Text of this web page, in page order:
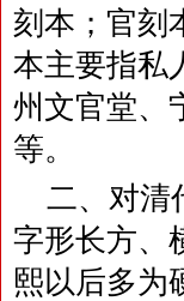
刻本；官刻
本主要指私
州文官堂、
等。
二、对清
字形长方、
熙以后多为